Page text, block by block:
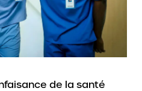
de la santé